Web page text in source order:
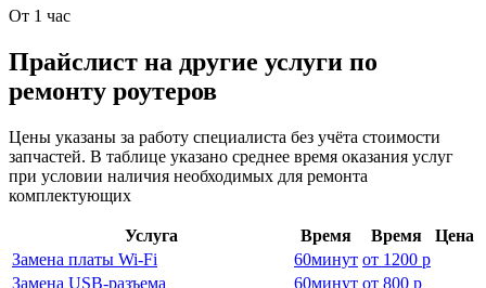
От 1 час
Прайслист на другие услуги по
ремонту роутеров
Цены указаны за работу специалиста без учёта стоимости
запчастей. В таблице указано среднее время оказания услуг
при условии наличия необходимых для ремонта
комплектующих
Услуга Время Время
Цена
Замена платы Wi-Fi
60минут от 1200 р
Замена USB-разъема
60минут от 800 р